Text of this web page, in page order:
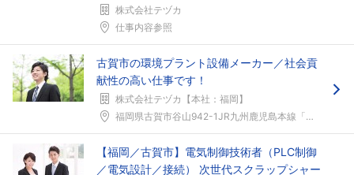
株式会社テヅカ
仕事内容参照
古賀市の環境プラント設備メーカー／社会貢
献性の高い仕事です！
株式会社テヅカ【本社：福岡】
福岡県古賀市谷山942-1JR九州鹿児島本線「古賀...
【福岡／古賀市】電気制御技術者（PLC制御
／電気設計／接続） 次世代スクラップシャー